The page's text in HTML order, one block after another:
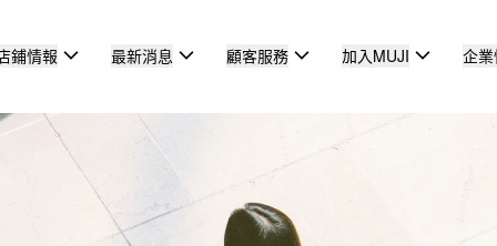
鋪情報 最新消息 顧客服務 加入MUJI 企